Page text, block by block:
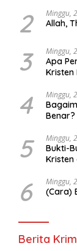
2 Minggu,
Allah,
3 Minggu,
Apa
4 Minggu,
Benar?
5 Minggu,
Bukti-
Kristen
6 Minggu,
(Cara)
Berita